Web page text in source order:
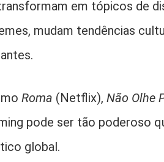
em tópicos de
mudam tendências
Roma (Netflix), Não Olhe
pode ser tão poderoso
global.